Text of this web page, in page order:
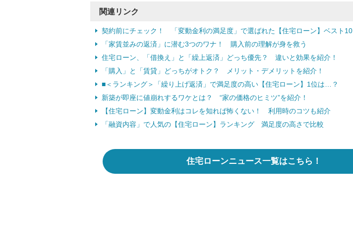
関連リンク
契約前にチェック！ 「変動金利の満足度」で選ばれた【住宅ローン】ベスト10
「家賃並みの返済」に潜む3つのワナ！ 購入前の理解が身を救う
住宅ローン、「借換え」と「繰上返済」どっち優先？ 違いと効果を紹介！
「購入」と「賃貸」どっちがオトク？ メリット・デメリットを紹介！
■＜ランキング＞「繰り上げ返済」で満足度の高い【住宅ローン】1位は…？
新築が即座に値崩れするワケとは？ “家の価格のヒミツ”を紹介！
【住宅ローン】変動金利はコレを知れば怖くない！ 利用時のコツも紹介
「融資内容」で人気の【住宅ローン】ランキング 満足度の高さで比較
住宅ローンニュース一覧はこちら！